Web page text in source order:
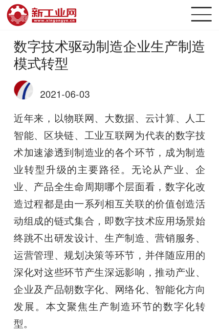
数字技术驱动制造企业生产制造
模式转型
2021-06-03
近年来，以物联网、大数据、云计算、人工
智能、区块链、工业互联网为代表的数字技
术加速渗透到制造业的各个环节，成为制造
业转型升级的主要路径。无论从产业、企
业、产品全生命周期哪个层面看，数字化改
造过程都是由一系列相互关联的价值创造活
动组成的链式集合，即数字技术应用场景始
终跳不出研发设计、生产制造、营销服务、
运营管理、规划决策等环节，并伴随应用的
深化对这些环节产生深远影响，推动产业、
企业及产品朝数字化、网络化、智能化方向
发展。本文聚焦生产制造环节的数字化转
型。